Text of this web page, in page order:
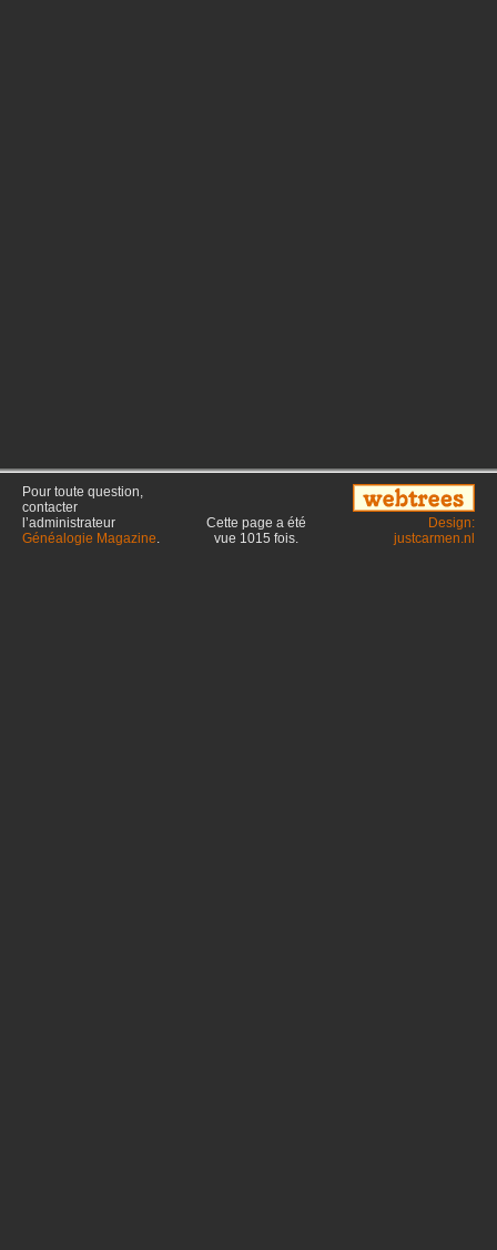
Pour toute question,
contacter
l’administrateur
Généalogie Magazine.
Cette page a été
vue 1015 fois.
Design:
justcarmen.nl